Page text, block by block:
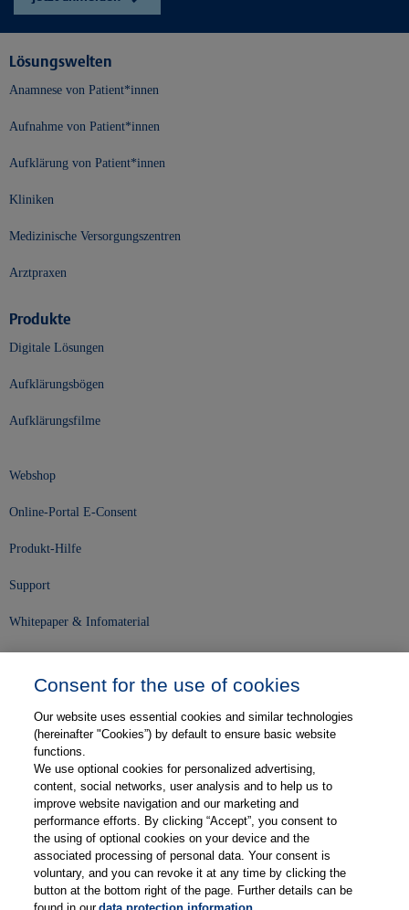
Lösungswelten
Anamnese von Patient*innen
Aufnahme von Patient*innen
Aufklärung von Patient*innen
Kliniken
Medizinische Versorgungszentren
Arztpraxen
Produkte
Digitale Lösungen
Aufklärungsbögen
Aufklärungsfilme
Webshop
Online-Portal E-Consent
Produkt-Hilfe
Support
Whitepaper & Infomaterial
Karriere
Kontakt
Web-Semniare
Anwenderberichte
Partner
Consent for the use of cookies
Our website uses essential cookies and similar technologies
(hereinafter "Cookies”) by default to ensure basic website
functions.
We use optional cookies for personalized advertising,
content, social networks, user analysis and to help us to
improve website navigation and our marketing and
performance efforts. By clicking “Accept”, you consent to
the using of optional cookies on your device and the
associated processing of personal data. Your consent is
voluntary, and you can revoke it at any time by clicking the
button at the bottom right of the page. Further details can be